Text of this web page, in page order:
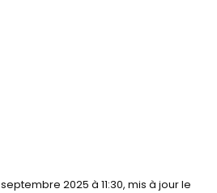
2025 à 11:30, mis à jour le